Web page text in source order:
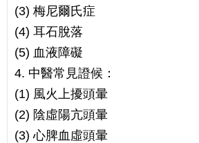
(3) 梅尼爾氏症
(4) 耳石脫落
(5) 血液障礙
4. 中醫常見證候：
(1) 風火上擾頭暈
(2) 陰虛陽亢頭暈
(3) 心脾血虛頭暈